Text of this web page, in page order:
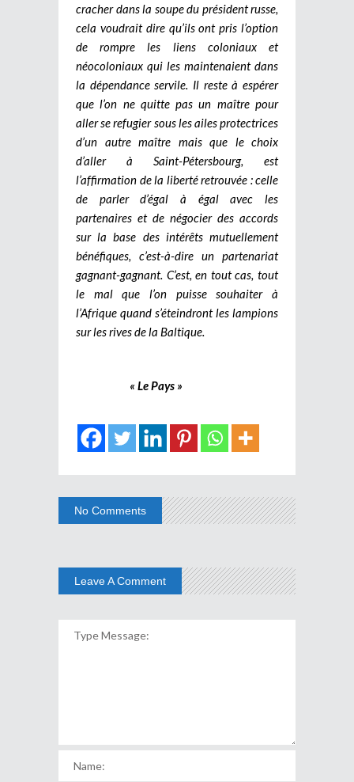
cracher dans la soupe du président russe,
cela voudrait dire qu’ils ont pris l’option
de rompre les liens coloniaux et
néocoloniaux qui les maintenaient dans
la dépendance servile. Il reste à espérer
que l’on ne quitte pas un maître pour
aller se refugier sous les ailes protectrices
d’un autre maître mais que le choix
d’aller à Saint-Pétersbourg, est
l’affirmation de la liberté retrouvée : celle
de parler d’égal à égal avec les
partenaires et de négocier des accords
sur la base des intérêts mutuellement
bénéfiques, c’est-à-dire un partenariat
gagnant-gagnant. C’est, en tout cas, tout
le mal que l’on puisse souhaiter à
l’Afrique quand s’éteindront les lampions
sur les rives de la Baltique.
« Le Pays »
No Comments
Leave A Comment